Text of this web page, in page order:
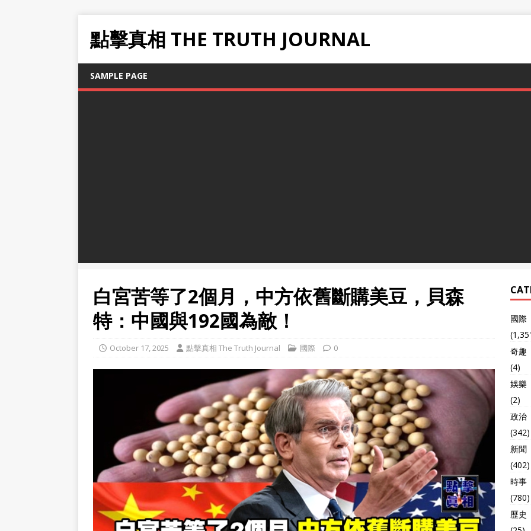
點擊真相 THE TRUTH JOURNAL
SAMPLE PAGE
白宮苦等了2個月，中方依舊斷購美豆，貝森
特：中國與192國為敵！
October 17, 2025 點擊真相 The Truth Journal 國際 0
國際
奇趣
(4)
娛樂
(2)
政治
(342)
新聞
(402)
時事
(780)
歷史